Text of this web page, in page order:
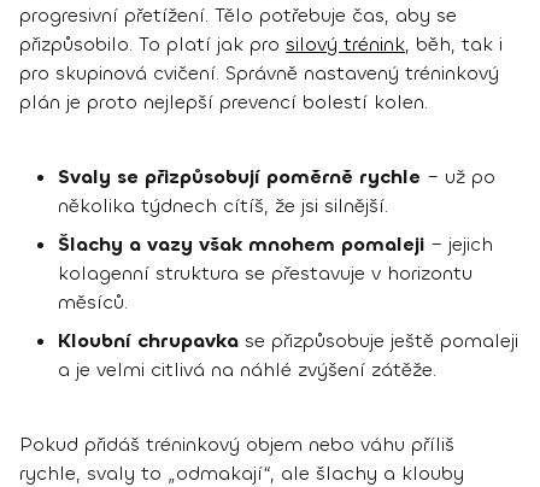
progresivní přetížení. Tělo potřebuje čas, aby se
přizpůsobilo. To platí jak pro silový trénink, běh, tak i
pro skupinová cvičení. Správně nastavený tréninkový
plán je proto nejlepší prevencí bolestí kolen.
Svaly se přizpůsobují poměrně rychle – už po
několika týdnech cítíš, že jsi silnější.
Šlachy a vazy však mnohem pomaleji – jejich
kolagenní struktura se přestavuje v horizontu
měsíců.
Kloubní chrupavka se přizpůsobuje ještě pomaleji
a je velmi citlivá na náhlé zvýšení zátěže.
Pokud přidáš tréninkový objem nebo váhu příliš
rychle, svaly to „odmakají“, ale šlachy a klouby